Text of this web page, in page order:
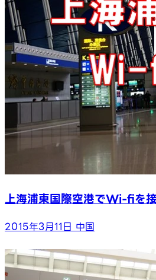
上海浦東国際空港でWi-fiを
2015年3月11日 中国